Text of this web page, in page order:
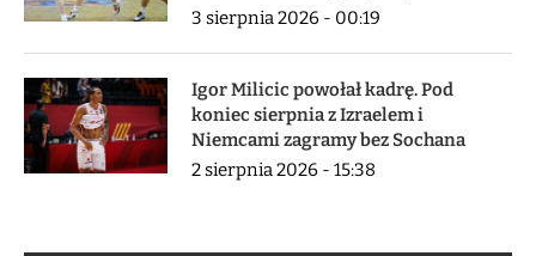
3 sierpnia 2026 - 00:19
Igor Milicic powołał kadrę. Pod
koniec sierpnia z Izraelem i
Niemcami zagramy bez Sochana
2 sierpnia 2026 - 15:38